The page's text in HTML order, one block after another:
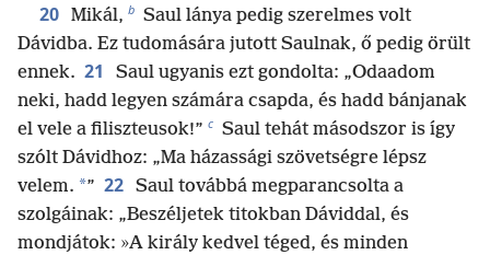
20 Mikál, b Saul lánya pedig szerelmes volt
Dávidba. Ez tudomására jutott Saulnak, ő pedig örült
ennek. 21
Saul ugyanis ezt gondolta: „Odaadom
neki, hadd legyen számára csapda, és hadd bánjanak
el vele a filiszteusok!” c Saul tehát másodszor is így
szólt Dávidhoz: „Ma házassági szövetségre lépsz
velem. *” 22 Saul továbbá megparancsolta a
szolgáinak: „Beszéljetek titokban Dáviddal, és
mondjátok: »A király kedvel téged, és minden